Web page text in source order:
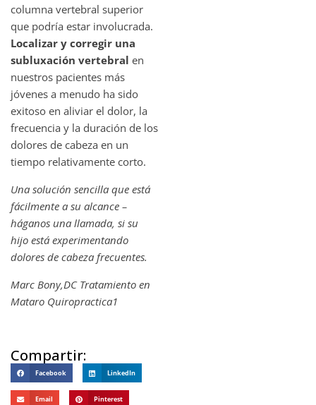
columna vertebral superior
que podría estar involucrada.
Localizar y corregir una
subluxación vertebral en
nuestros pacientes más
jóvenes a menudo ha sido
exitoso en aliviar el dolor, la
frecuencia y la duración de los
dolores de cabeza en un
tiempo relativamente corto.
Una solución sencilla que está
fácilmente a su alcance –
háganos una llamada, si su
hijo está experimentando
dolores de cabeza frecuentes.
Marc Bony,DC Tratamiento en
Mataro Quiropractica1
Compartir:
Facebook LinkedIn
Email Pinterest